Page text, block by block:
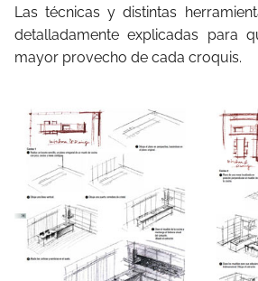
Las técnicas y distintas
detalladamente explicadas para
mayor provecho de cada croquis.